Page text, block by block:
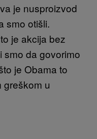
je nusproizvod
smo otišli.
je akcija bez
smo da govorimo
je Obama to
greškom u